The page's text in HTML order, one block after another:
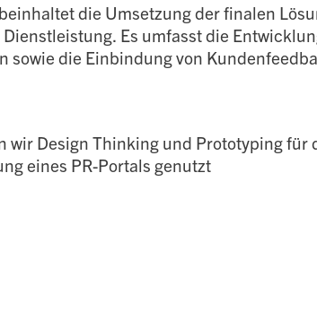
die Umsetzung der finalen
Es umfasst die
sowie die Einbindung von
wir Design Thinking und Prototyping für
eines PR-Portals genutzt